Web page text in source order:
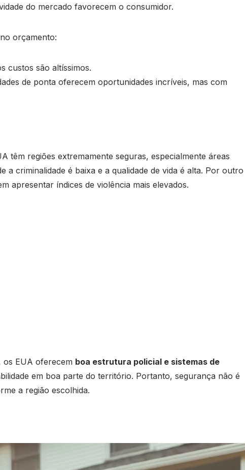
do mercado favorecem o consumidor.
orçamento:
custos são altíssimos.
de ponta oferecem oportunidades incríveis, mas com
têm regiões extremamente seguras, especialmente áreas
a criminalidade é baixa e a qualidade de vida é alta. Por outro
apresentar índices de violência mais elevados.
os EUA oferecem boa estrutura policial e sistemas de
em boa parte do território. Portanto, segurança não é
a região escolhida.